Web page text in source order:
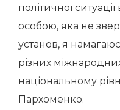
політичної
особою, яка не
установ, я
різних
національному
Пархоменко.